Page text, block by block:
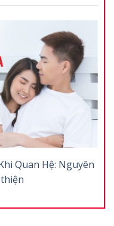
Quan Hệ: Nguyên